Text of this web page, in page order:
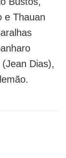
e Thauan
Dias),